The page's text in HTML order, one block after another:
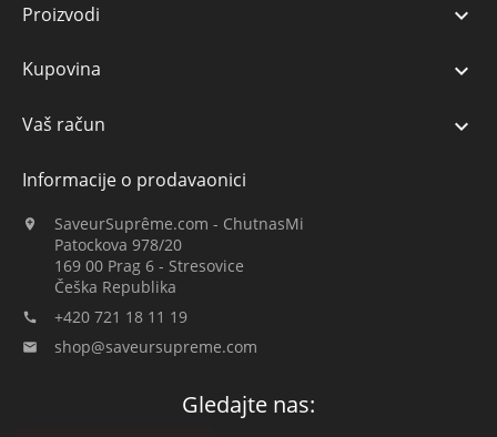
Proizvodi 
Kupovina 
Vaš račun 
Informacije o prodavaonici

SaveurSuprême.com - ChutnasMi
Patockova 978/20
169 00 Prag 6 - Stresovice
Češka Republika
 +420 721 18 11 19
 shop@saveursupreme.com
Gledajte nas: